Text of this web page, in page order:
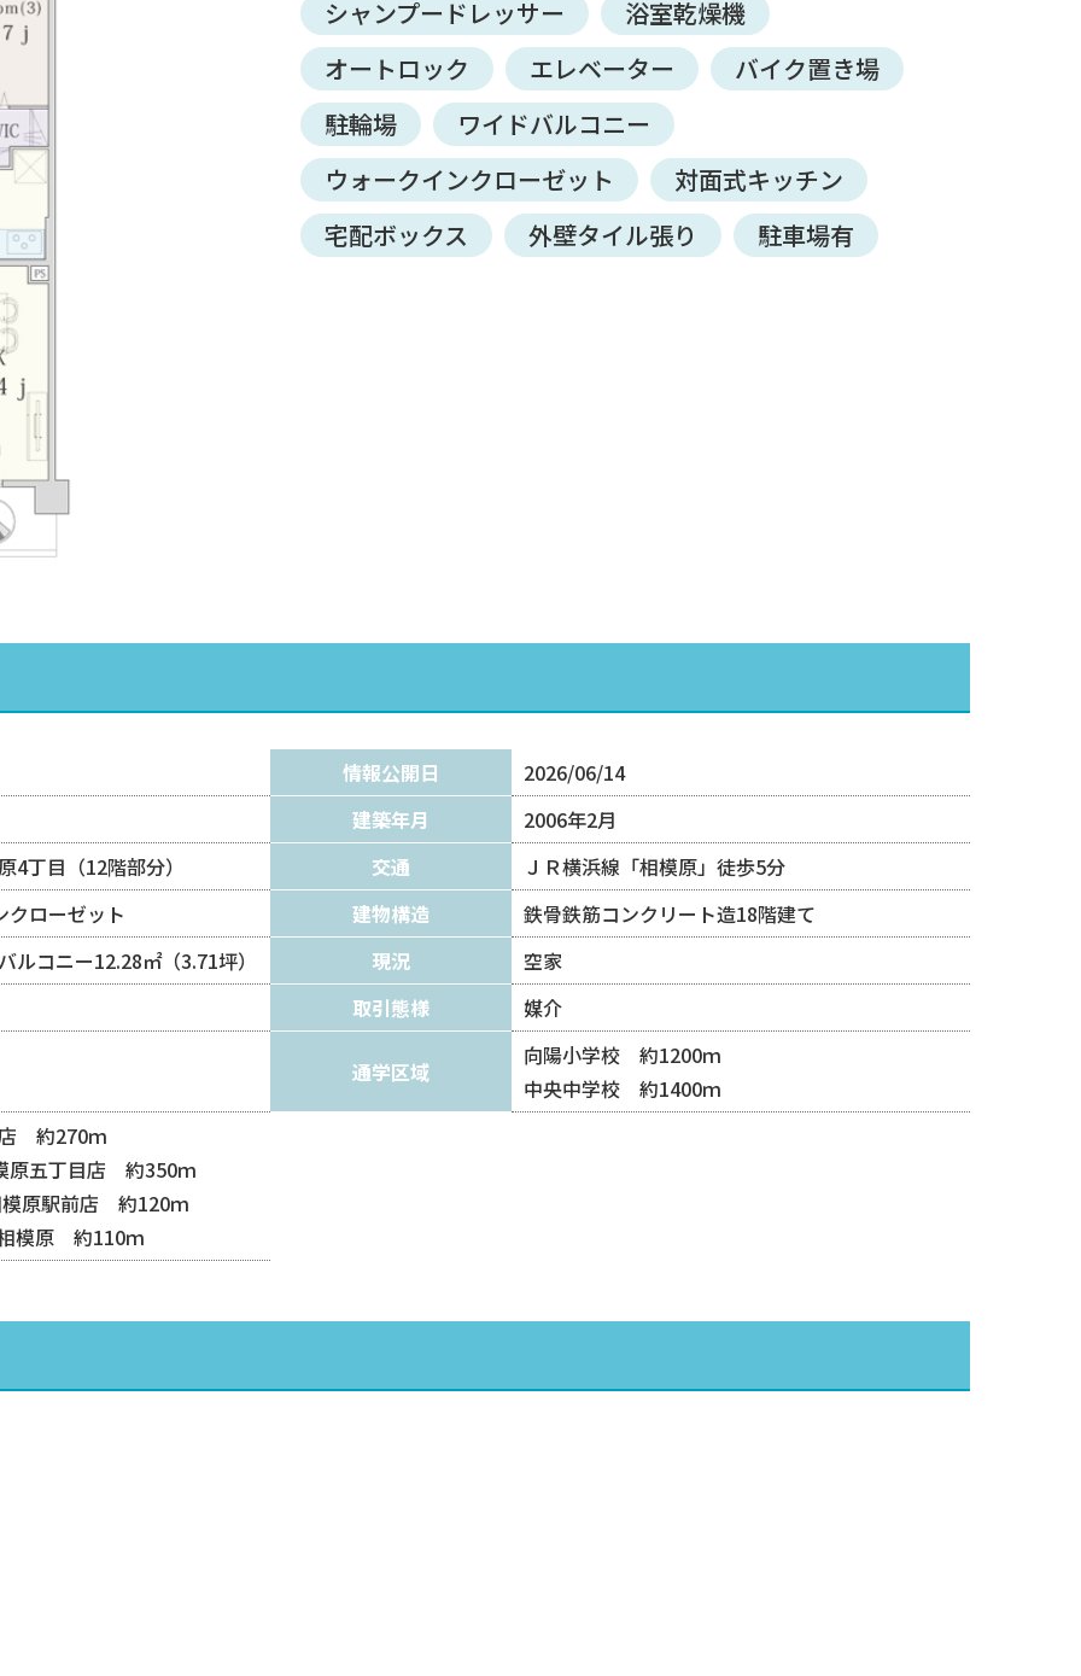
シャンプードレッサー
浴室乾燥機
オートロック
エレベーター
バイク置き場
駐輪場
ワイドバルコニー
ウォークインクローゼット
対面式キッチン
宅配ボックス
外壁タイル張り 駐車場有
情報公開日
2026/06/14
建築年月
2006年2月
4丁目（12階部分）
交通
ＪＲ横浜線「相模原」徒歩5分
ローゼット
建物構造
鉄骨鉄筋コンクリート造18階建て
ルコニー12.28㎡（3.71坪）
現況
空家
取引態様
媒介
通学区域
向陽小学校 約1200ｍ
中央中学校 約1400ｍ
約270ｍ
原五丁目店 約350ｍ
模原駅前店 約120ｍ
模原 約110ｍ